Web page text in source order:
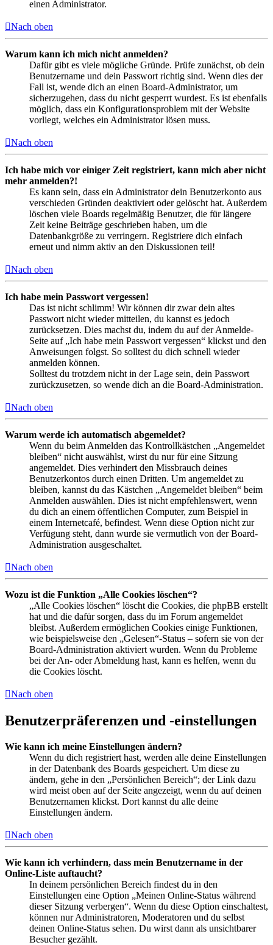
einen Administrator.
Nach oben
Warum kann ich mich nicht anmelden?
Dafür gibt es viele mögliche Gründe. Prüfe zunächst, ob dein
Benutzername und dein Passwort richtig sind. Wenn dies der
Fall ist, wende dich an einen Board-Administrator, um
sicherzugehen, dass du nicht gesperrt wurdest. Es ist ebenfalls
möglich, dass ein Konfigurationsproblem mit der Website
vorliegt, welches ein Administrator lösen muss.
Nach oben
Ich habe mich vor einiger Zeit registriert, kann mich aber nicht
mehr anmelden?!
Es kann sein, dass ein Administrator dein Benutzerkonto aus
verschieden Gründen deaktiviert oder gelöscht hat. Außerdem
löschen viele Boards regelmäßig Benutzer, die für längere
Zeit keine Beiträge geschrieben haben, um die
Datenbankgröße zu verringern. Registriere dich einfach
erneut und nimm aktiv an den Diskussionen teil!
Nach oben
Ich habe mein Passwort vergessen!
Das ist nicht schlimm! Wir können dir zwar dein altes
Passwort nicht wieder mitteilen, du kannst es jedoch
zurücksetzen. Dies machst du, indem du auf der Anmelde-
Seite auf „Ich habe mein Passwort vergessen“ klickst und den
Anweisungen folgst. So solltest du dich schnell wieder
anmelden können.
Solltest du trotzdem nicht in der Lage sein, dein Passwort
zurückzusetzen, so wende dich an die Board-Administration.
Nach oben
Warum werde ich automatisch abgemeldet?
Wenn du beim Anmelden das Kontrollkästchen „Angemeldet
bleiben“ nicht auswählst, wirst du nur für eine Sitzung
angemeldet. Dies verhindert den Missbrauch deines
Benutzerkontos durch einen Dritten. Um angemeldet zu
bleiben, kannst du das Kästchen „Angemeldet bleiben“ beim
Anmelden auswählen. Dies ist nicht empfehlenswert, wenn
du dich an einem öffentlichen Computer, zum Beispiel in
einem Internetcafé, befindest. Wenn diese Option nicht zur
Verfügung steht, dann wurde sie vermutlich von der Board-
Administration ausgeschaltet.
Nach oben
Wozu ist die Funktion „Alle Cookies löschen“?
„Alle Cookies löschen“ löscht die Cookies, die phpBB erstellt
hat und die dafür sorgen, dass du im Forum angemeldet
bleibst. Außerdem ermöglichen Cookies einige Funktionen,
wie beispielsweise den „Gelesen“-Status – sofern sie von der
Board-Administration aktiviert wurden. Wenn du Probleme
bei der An- oder Abmeldung hast, kann es helfen, wenn du
die Cookies löscht.
Nach oben
Benutzerpräferenzen und -einstellungen
Wie kann ich meine Einstellungen ändern?
Wenn du dich registriert hast, werden alle deine Einstellungen
in der Datenbank des Boards gespeichert. Um diese zu
ändern, gehe in den „Persönlichen Bereich“; der Link dazu
wird meist oben auf der Seite angezeigt, wenn du auf deinen
Benutzernamen klickst. Dort kannst du alle deine
Einstellungen ändern.
Nach oben
Wie kann ich verhindern, dass mein Benutzername in der
Online-Liste auftaucht?
In deinem persönlichen Bereich findest du in den
Einstellungen eine Option „Meinen Online-Status während
dieser Sitzung verbergen“. Wenn du diese Option einschaltest,
können nur Administratoren, Moderatoren und du selbst
deinen Online-Status sehen. Du wirst dann als unsichtbarer
Besucher gezählt.